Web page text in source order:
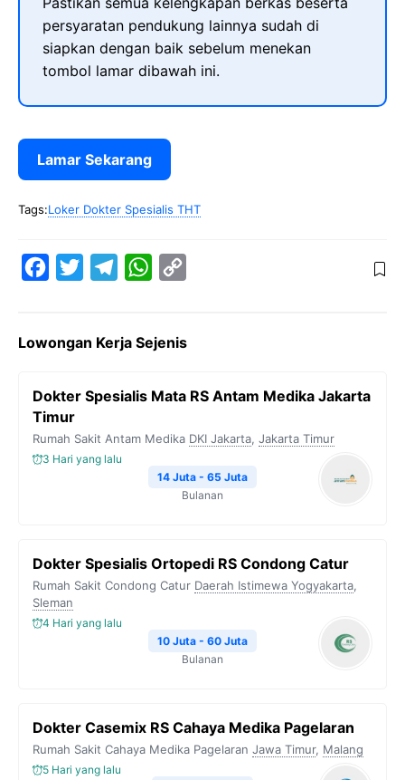
persyaratan pendukung lainnya sudah di
siapkan dengan baik sebelum menekan
tombol lamar dibawah ini.
Lamar Sekarang
Tags:Loker Dokter Spesialis THT
e
o
k
t
e
e
r
a
m
W
t
A
p
y
n
Lowongan Kerja Sejenis
Dokter Spesialis Mata RS Antam Medika Jakarta
Timur
Rumah Sakit Antam Medika DKI Jakarta, Jakarta Timur
3 Hari yang lalu
14 Juta - 65 Juta
Bulanan
Dokter Spesialis Ortopedi RS Condong Catur
Rumah Sakit Condong Catur Daerah Istimewa Yogyakarta,
Sleman
4 Hari yang lalu
10 Juta - 60 Juta
Bulanan
Dokter Casemix RS Cahaya Medika Pagelaran
Rumah Sakit Cahaya Medika Pagelaran Jawa Timur, Malang
5 Hari yang lalu